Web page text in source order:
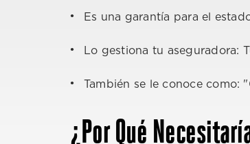
Es una garantía para el
Lo gestiona tu aseguradora:
También se le conoce como:
¿Por Qué